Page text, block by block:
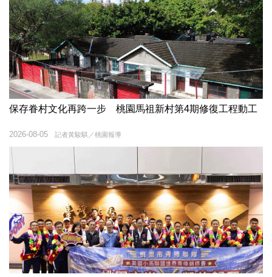
保存眷村文化再跨一步 桃園馬祖新村第4期修復工程動工
記者黃駿騏／桃園報導
2026-08-05